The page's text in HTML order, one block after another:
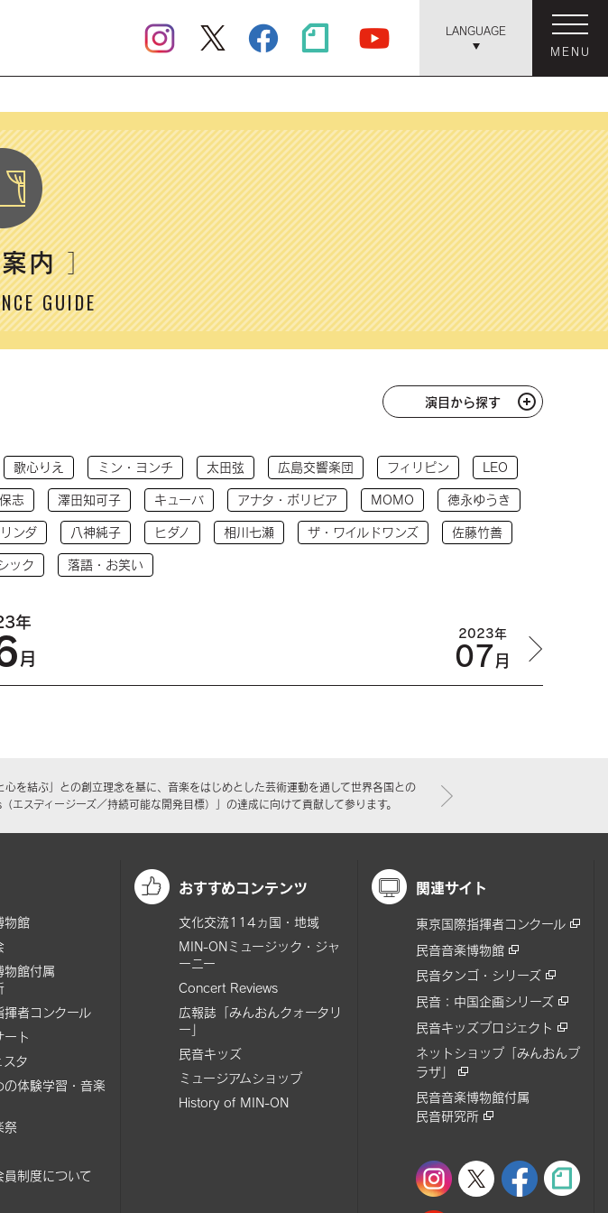
LANGUAGE
MENU
内］
GUIDE
演目から探す
歌心りえ ミン・ヨンチ 太田弦 広島交響楽団 フィリピン LEO
志 澤田知可子 キューバ アナタ・ボリビア MOMO 徳永ゆうき
ンダ 八神純子 ヒダノ 相川七瀬 ザ・ワイルドワンズ 佐藤竹善
ック 落語・お笑い
年
月
2023年
07月
心を結ぶ」との創立理念を基に、音楽をはじめとした芸術運動を通して世界各国との
エスディージーズ／持続可能な開発目標）」の達成に向けて貢献して参ります。
物館
物館付属
揮者コンクール
ート
スタ
の体験学習・音楽
祭
員制度について
おすすめコンテンツ
文化交流114ヵ国・地域
MIN-ONミュージック・ジャ
ーニー
Concert Reviews
広報誌「みんおんクォータリ
ー」
民音キッズ
ミュージアムショップ
History of MIN-ON
関連サイト
東京国際指揮者コンクール
民音音楽博物館
民音タンゴ・シリーズ
民音：中国企画シリーズ
民音キッズプロジェクト
ネットショップ「みんおんプ
ラザ」
民音音楽博物館付属
民音研究所